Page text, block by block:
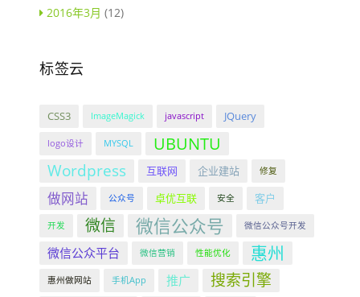
2016年3月 (12)
标签云
CSS3 ImageMagick javascript JQuery
logo设计 MYSQL UBUNTU
Wordpress 互联网 企业建站 修复
做网站 公众号 卓优互联 安全 客户
开发 微信 微信公众号 微信公众号开发
微信公众平台 微信营销 性能优化 惠州
惠州做网站 手机App 推广 搜索引擎